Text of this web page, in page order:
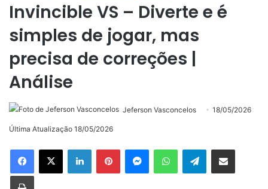
Invincible VS – Diverte e é
simples de jogar, mas
precisa de correções |
Análise
Jeferson Vasconcelos 18/05/2026
Última Atualização 18/05/2026
LinkedinPinterestMessengerWhatsAppTelegramCompartilhar via e-mail
Imprimir